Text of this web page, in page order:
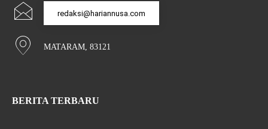
redaksi@hariannusa.com
MATARAM, 83121
BERITA TERBARU